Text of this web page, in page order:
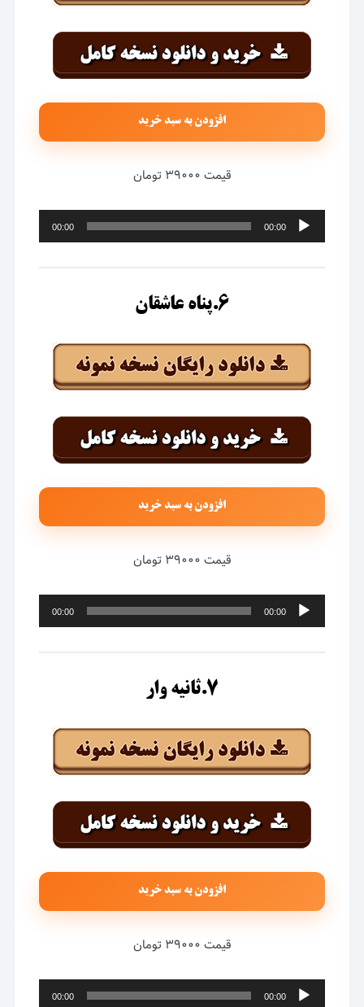
افزودن به سبد خرید
قیمت ۳۹۰۰۰ تومان
پخش‌کننده
صوت
00:00
00:00
۶.پناه عاشقان
افزودن به سبد خرید
قیمت ۳۹۰۰۰ تومان
پخش‌کننده
صوت
00:00
00:00
۷.ثانیه وار
افزودن به سبد خرید
قیمت ۳۹۰۰۰ تومان
پخش‌کننده00:00
00:00